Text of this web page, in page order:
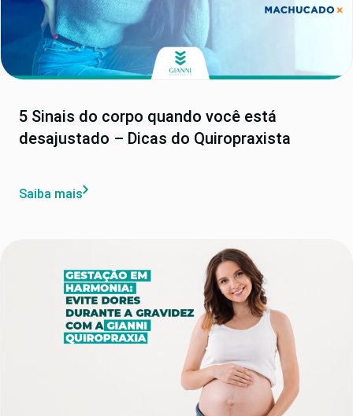
5 Sinais do corpo quando você está
desajustado – Dicas do Quiropraxista
Saiba mais